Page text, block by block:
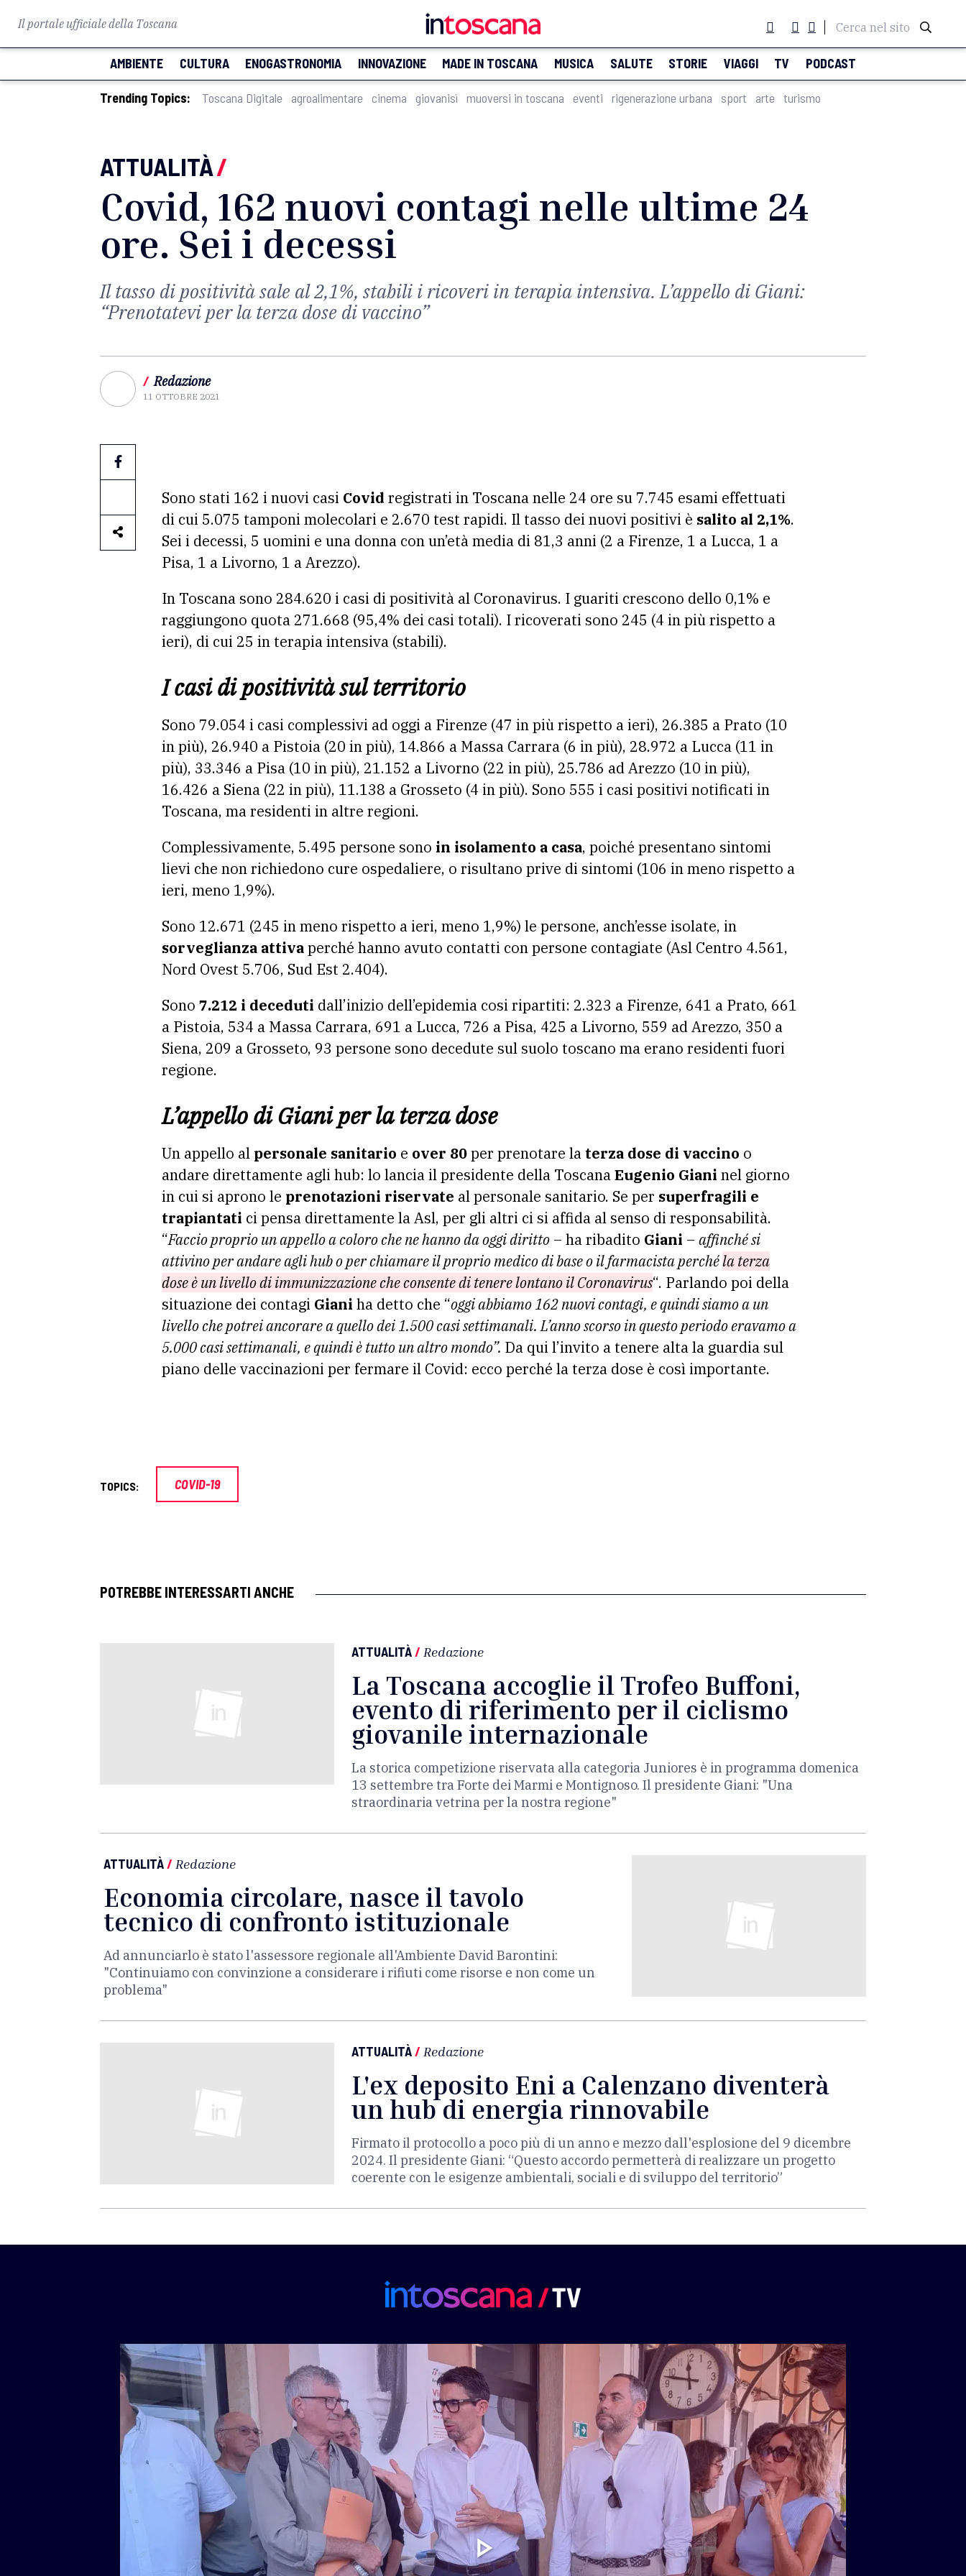
Il portale ufficiale della Toscana Cerca nel sito
AMBIENTE CULTURA ENOGASTRONOMIA INNOVAZIONE MADE IN TOSCANA MUSICA SALUTE STORIE VIAGGI TV PODCAST
Trending Topics: Toscana Digitale agroalimentare cinema giovanisì muoversi in toscana eventi rigenerazione urbana sport arte turismo
ATTUALITÀ/
Covid, 162 nuovi contagi nelle ultime 24
ore. Sei i decessi
Il tasso di positività sale al 2,1%, stabili i ricoveri in terapia intensiva. L’appello di Giani:
“Prenotatevi per la terza dose di vaccino”
/ Redazione
11 OTTOBRE 2021
Sono stati 162 i nuovi casi Covid registrati in Toscana nelle 24 ore su 7.745 esami effettuati
di cui 5.075 tamponi molecolari e 2.670 test rapidi. Il tasso dei nuovi positivi è salito al 2,1%.
Sei i decessi, 5 uomini e una donna con un’età media di 81,3 anni (2 a Firenze, 1 a Lucca, 1 a
Pisa, 1 a Livorno, 1 a Arezzo).
In Toscana sono 284.620 i casi di positività al Coronavirus. I guariti crescono dello 0,1% e
raggiungono quota 271.668 (95,4% dei casi totali). I ricoverati sono 245 (4 in più rispetto a
ieri), di cui 25 in terapia intensiva (stabili).
I casi di positività sul territorio
Sono 79.054 i casi complessivi ad oggi a Firenze (47 in più rispetto a ieri), 26.385 a Prato (10
in più), 26.940 a Pistoia (20 in più), 14.866 a Massa Carrara (6 in più), 28.972 a Lucca (11 in
più), 33.346 a Pisa (10 in più), 21.152 a Livorno (22 in più), 25.786 ad Arezzo (10 in più),
16.426 a Siena (22 in più), 11.138 a Grosseto (4 in più). Sono 555 i casi positivi notificati in
Toscana, ma residenti in altre regioni.
Complessivamente, 5.495 persone sono in isolamento a casa, poiché presentano sintomi
lievi che non richiedono cure ospedaliere, o risultano prive di sintomi (106 in meno rispetto a
ieri, meno 1,9%).
Sono 12.671 (245 in meno rispetto a ieri, meno 1,9%) le persone, anch’esse isolate, in
sorveglianza attivaperché hanno avuto contatti con persone contagiate (Asl Centro 4.561,
Nord Ovest 5.706, Sud Est 2.404).
Sono 7.212 i deceduti dall’inizio dell’epidemia cosi ripartiti: 2.323 a Firenze, 641 a Prato, 661
a Pistoia, 534 a Massa Carrara, 691 a Lucca, 726 a Pisa, 425 a Livorno, 559 ad Arezzo, 350 a
Siena, 209 a Grosseto, 93 persone sono decedute sul suolo toscano ma erano residenti fuori
regione.
L’appello di Giani per la terza dose
Un appello al personale sanitario e over 80per prenotare la terza dose di vaccino o
andare direttamente agli hub: lo lancia il presidente della ToscanaEugenio Giani nel giorno
in cui si aprono le prenotazioni riservate al personale sanitario. Se per superfragili e
trapiantati ci pensa direttamente la Asl, per gli altri ci si affida al senso di responsabilità.
“Faccio proprio un appello a coloro che ne hanno da oggi diritto – ha ribadito Giani – affinché si
attivino per andare agli hub o per chiamare il proprio medico di base o il farmacista perchéla terza
dose è un livello di immunizzazione che consente di tenere lontano il Coronavirus“. Parlando poi della
situazione dei contagi Giani ha detto che “oggi abbiamo 162 nuovi contagi, e quindi siamo a un
livello che potrei ancorare a quello dei 1.500 casi settimanali. L’anno scorso in questo periodo eravamo a
5.000 casi settimanali, e quindi è tutto un altro mondo”. Da qui l’invito a tenere alta la guardia sul
piano delle vaccinazioni per fermare il Covid: ecco perché la terza dose è così importante.
TOPICS: COVID-19
POTREBBE INTERESSARTI ANCHE
ATTUALITÀ/ Redazione
La Toscana accoglie il Trofeo Buffoni,
evento di riferimento per il ciclismo
giovanile internazionale
La storica competizione riservata alla categoria Juniores è in programma domenica
13 settembre tra Forte dei Marmi e Montignoso. Il presidente Giani: "Una
straordinaria vetrina per la nostra regione"
ATTUALITÀ/ Redazione
Economia circolare, nasce il tavolo
tecnico di confronto istituzionale
Ad annunciarlo è stato l'assessore regionale all'Ambiente David Barontini:
"Continuiamo con convinzione a considerare i rifiuti come risorse e non come un
problema"
ATTUALITÀ/ Redazione
L'ex deposito Eni a Calenzano diventerà
un hub di energia rinnovabile
Firmato il protocollo a poco più di un anno e mezzo dall'esplosione del 9 dicembre
2024. Il presidente Giani: “Questo accordo permetterà di realizzare un progetto
coerente con le esigenze ambientali, sociali e di sviluppo del territorio”